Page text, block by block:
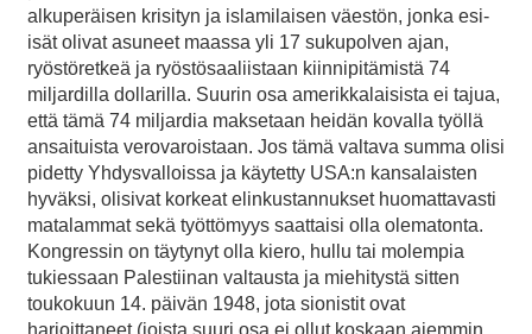
alkuperäisen krisityn ja islamilaisen väestön, jonka esi-
isät olivat asuneet maassa yli 17 sukupolven ajan,
ryöstöretkeä ja ryöstösaaliistaan kiinnipitämistä 74
miljardilla dollarilla. Suurin osa amerikkalaisista ei tajua,
että tämä 74 miljardia maksetaan heidän kovalla työllä
ansaituista verovaroistaan. Jos tämä valtava summa olisi
pidetty Yhdysvalloissa ja käytetty USA:n kansalaisten
hyväksi, olisivat korkeat elinkustannukset huomattavasti
matalammat sekä työttömyys saattaisi olla olematonta.
Kongressin on täytynyt olla kiero, hullu tai molempia
tukiessaan Palestiinan valtausta ja miehitystä sitten
toukokuun 14. päivän 1948, jota sionistit ovat
harjoittaneet (joista suuri osa ei ollut koskaan aiemmin